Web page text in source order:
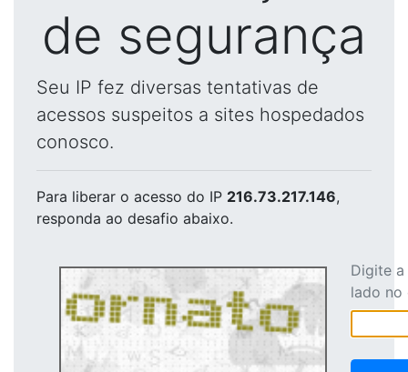
de segurança
Seu IP fez diversas tentativas de
acessos suspeitos a sites hospedados
conosco.
Para liberar o acesso do IP 216.73.217.146,
responda ao desafio abaixo.
Digite
lado no